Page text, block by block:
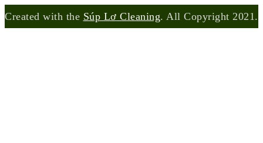
Created with the Súp Lơ Cleaning. All Copyright 2021.